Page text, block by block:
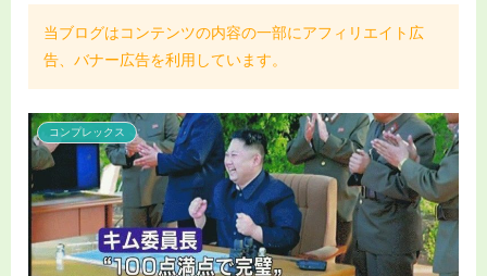
当ブログはコンテンツの内容の一部にアフィリエイト広
告、バナー広告を利用しています。
コンプレックス